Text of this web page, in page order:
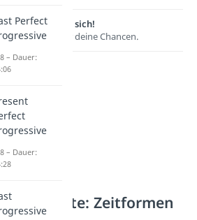
Lernen lohnt sich!
Entdecke hier deine Chancen.
Inhalte: Zeitformen
Perfect
– Dauer:
– Dauer: